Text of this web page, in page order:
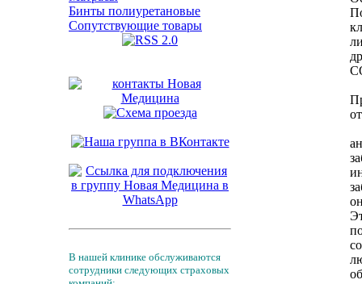
Бинты полиуретановые
Сопутствующие товары
В нашей клинике обслуживаются
сотрудники следующих страховых